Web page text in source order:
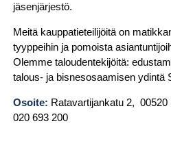
jäsenjärjestö.
Meitä kauppatieteilijöitä on
tyyppeihin ja pomoista
Olemme taloudentekijöitä:
talous- ja bisnesosaamisen ydintä
Osoite: Ratavartijankatu 2, 00520
020 693 200